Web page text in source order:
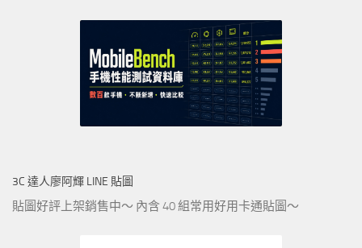
3C 達人廖阿輝 LINE 貼圖
貼圖好評上架銷售中～ 內含 40 組常用好用卡通貼圖～